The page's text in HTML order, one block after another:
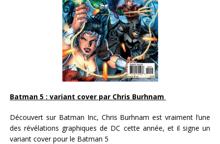
Batman 5 : variant cover par Chris Burhnam
Découvert sur Batman Inc, Chris Burhnam est vraiment l’une
des révélations graphiques de DC cette année, et il signe un
variant cover pour le Batman 5